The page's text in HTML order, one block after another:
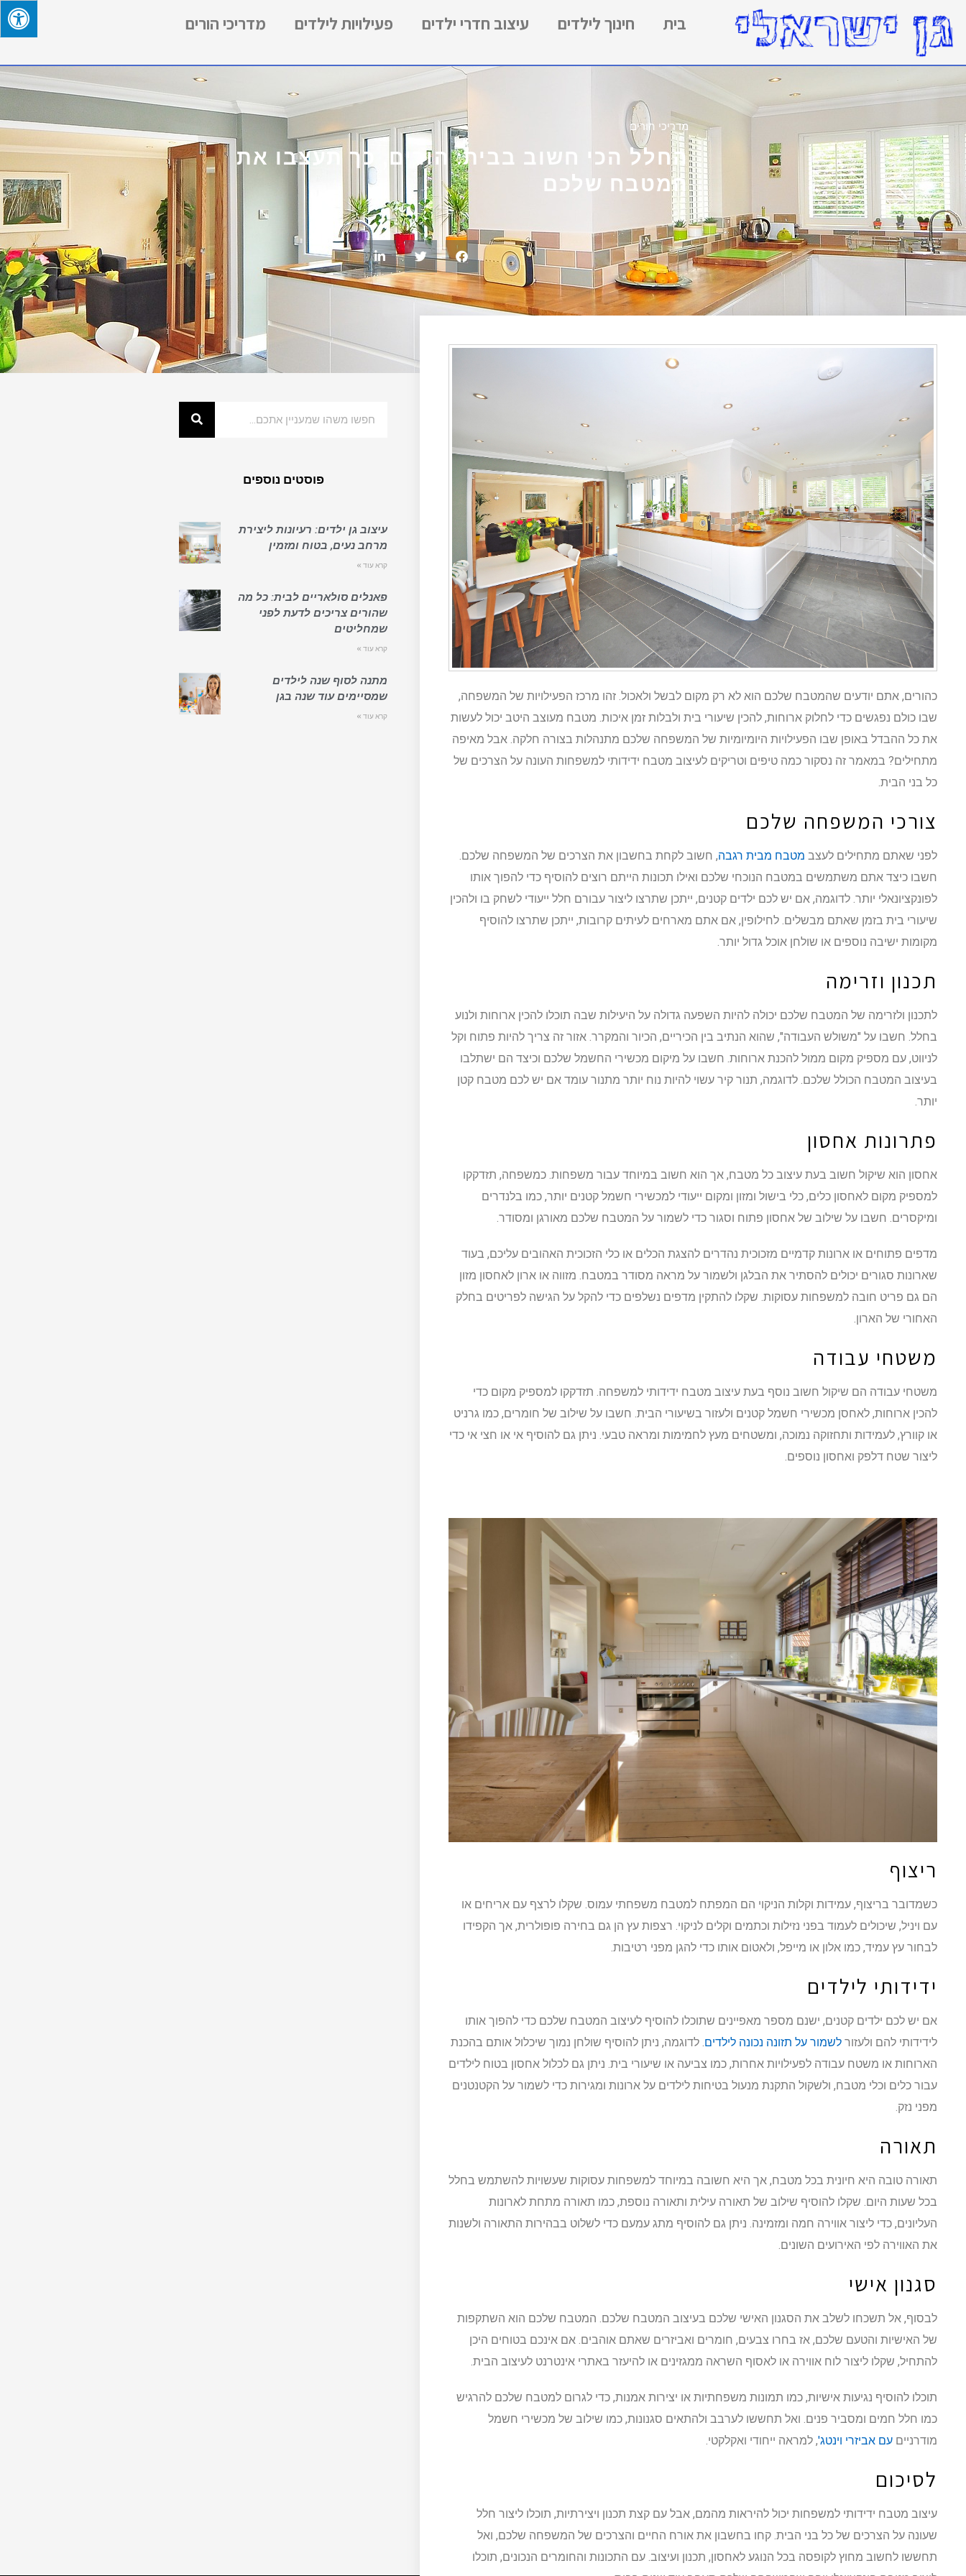
בית חינוך לילדים עיצוב חדרי ילדים פעילויות לילדים מדריכי הורים
מדריכי הורים
החלל הכי חשוב בבית: הורים, כך תעצבו את
המטבח שלכם
כהורים, אתם יודעים שהמטבח שלכם הוא לא רק מקום לבשל ולאכול. זהו מרכז הפעילויות של המשפחה,
שבו כולם נפגשים כדי לחלוק ארוחות, להכין שיעורי בית ולבלות זמן איכות. מטבח מעוצב היטב יכול לעשות
את כל ההבדל באופן שבו הפעילויות היומיומיות של המשפחה שלכם מתנהלות בצורה חלקה. אבל מאיפה
מתחילים? במאמר זה נסקור כמה טיפים וטריקים לעיצוב מטבח ידידותי למשפחות העונה על הצרכים של
כל בני הבית.
צורכי המשפחה שלכם
לפני שאתם מתחילים לעצב מטבח מבית רגבה, חשוב לקחת בחשבון את הצרכים של המשפחה שלכם.
חשבו כיצד אתם משתמשים במטבח הנוכחי שלכם ואילו תכונות הייתם רוצים להוסיף כדי להפוך אותו
לפונקציונאלי יותר. לדוגמה, אם יש לכם ילדים קטנים, ייתכן שתרצו ליצור עבורם חלל ייעודי לשחק בו ולהכין
שיעורי בית בזמן שאתם מבשלים. לחילופין, אם אתם מארחים לעיתים קרובות, ייתכן שתרצו להוסיף
מקומות ישיבה נוספים או שולחן אוכל גדול יותר.
תכנון וזרימה
לתכנון ולזרימה של המטבח שלכם יכולה להיות השפעה גדולה על היעילות שבה תוכלו להכין ארוחות ולנוע
בחלל. חשבו על "משולש העבודה", שהוא הנתיב בין הכיריים, הכיור והמקרר. אזור זה צריך להיות פתוח וקל
לניווט, עם מספיק מקום ממול להכנת ארוחות. חשבו על מיקום מכשירי החשמל שלכם וכיצד הם ישתלבו
בעיצוב המטבח הכולל שלכם. לדוגמה, תנור קיר עשוי להיות נוח יותר מתנור עומד אם יש לכם מטבח קטן
יותר.
פתרונות אחסון
אחסון הוא שיקול חשוב בעת עיצוב כל מטבח, אך הוא חשוב במיוחד עבור משפחות. כמשפחה, תזדקקו
למספיק מקום לאחסון כלים, כלי בישול ומזון ומקום ייעודי למכשירי חשמל קטנים יותר, כמו בלנדרים
ומיקסרים. חשבו על שילוב של אחסון פתוח וסגור כדי לשמור על המטבח שלכם מאורגן ומסודר.
מדפים פתוחים או ארונות קדמיים מזכוכית נהדרים להצגת הכלים או כלי הזכוכית האהובים עליכם, בעוד
שארונות סגורים יכולים להסתיר את הבלגן ולשמור על מראה מסודר במטבח. מזווה או ארון לאחסון מזון
הם גם פריט חובה למשפחות עסוקות. שקלו להתקין מדפים נשלפים כדי להקל על הגישה לפריטים בחלק
האחורי של הארון.
משטחי עבודה
משטחי עבודה הם שיקול חשוב נוסף בעת עיצוב מטבח ידידותי למשפחה. תזדקקו למספיק מקום כדי
להכין ארוחות, לאחסן מכשירי חשמל קטנים ולעזור בשיעורי הבית. חשבו על שילוב של חומרים, כמו גרניט
או קוורץ, לעמידות ותחזוקה נמוכה, ומשטחים מעץ לחמימות ומראה טבעי. ניתן גם להוסיף אי או חצי אי כדי
ליצור שטח דלפק ואחסון נוספים.
ריצוף
כשמדובר בריצוף, עמידות וקלות הניקוי הם המפתח למטבח משפחתי עמוס. שקלו לרצף עם אריחים או
עם ויניל, שיכולים לעמוד בפני נזילות וכתמים וקלים לניקוי. רצפות עץ הן גם בחירה פופולרית, אך הקפידו
לבחור עץ עמיד, כמו אלון או מייפל, ולאטום אותו כדי להגן מפני רטיבות.
ידידותי לילדים
אם יש לכם ילדים קטנים, ישנם מספר מאפיינים שתוכלו להוסיף לעיצוב המטבח שלכם כדי להפוך אותו
לידידותי להם ולעזור לשמור על תזונה נכונה לילדים . לדוגמה, ניתן להוסיף שולחן נמוך שיכלול אותם בהכנת
הארוחות או משטח עבודה לפעילויות אחרות, כמו צביעה או שיעורי בית. ניתן גם לכלול אחסון בטוח לילדים
עבור כלים וכלי מטבח, ולשקול התקנת מנעול בטיחות לילדים על ארונות ומגירות כדי לשמור על הקטנטנים
מפני נזק.
תאורה
תאורה טובה היא חיונית בכל מטבח, אך היא חשובה במיוחד למשפחות עסוקות שעשויות להשתמש בחלל
בכל שעות היום. שקלו להוסיף שילוב של תאורה עילית ותאורה נוספת, כמו תאורה מתחת לארונות
העליונים, כדי ליצור אווירה חמה ומזמינה. ניתן גם להוסיף מתג עמעם כדי לשלוט בבהירות התאורה ולשנות
את האווירה לפי האירועים השונים.
סגנון אישי
לבסוף, אל תשכחו לשלב את הסגנון האישי שלכם בעיצוב המטבח שלכם. המטבח שלכם הוא השתקפות
של האישיות והטעם שלכם, אז בחרו צבעים, חומרים ואביזרים שאתם אוהבים. אם אינכם בטוחים היכן
להתחיל, שקלו ליצור לוח אווירה או לאסוף השראה ממגזינים או להיעזר באתרי אינטרנט לעיצוב הבית.
תוכלו להוסיף נגיעות אישיות, כמו תמונות משפחתיות או יצירות אמנות, כדי לגרום למטבח שלכם להרגיש
כמו חלל חמים ומסביר פנים. ואל תחששו לערבב ולהתאים סגנונות, כמו שילוב של מכשירי חשמל
מודרניים עם אביזרי וינטג', למראה ייחודי ואקלקטי.
לסיכום
עיצוב מטבח ידידותי למשפחות יכול להיראות מהמם, אבל עם קצת תכנון ויצירתיות, תוכלו ליצור חלל
שעונה על הצרכים של כל בני הבית. קחו בחשבון את אורח החיים והצרכים של המשפחה שלכם, ואל
תחששו לחשוב מחוץ לקופסה בכל הנוגע לאחסון, תכנון ועיצוב. עם התכונות והחומרים הנכונים, תוכלו
פוסטים נוספים
עיצוב גן ילדים: רעיונות ליצירת
מרחב נעים, בטוח ומזמין
קרא עוד »
פאנלים סולאריים לבית: כל מה
שהורים צריכים לדעת לפני
שמחליטים
קרא עוד »
מתנה לסוף שנה לילדים
שמסיימים עוד שנה בגן
קרא עוד »